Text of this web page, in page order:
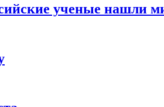
ученые нашли